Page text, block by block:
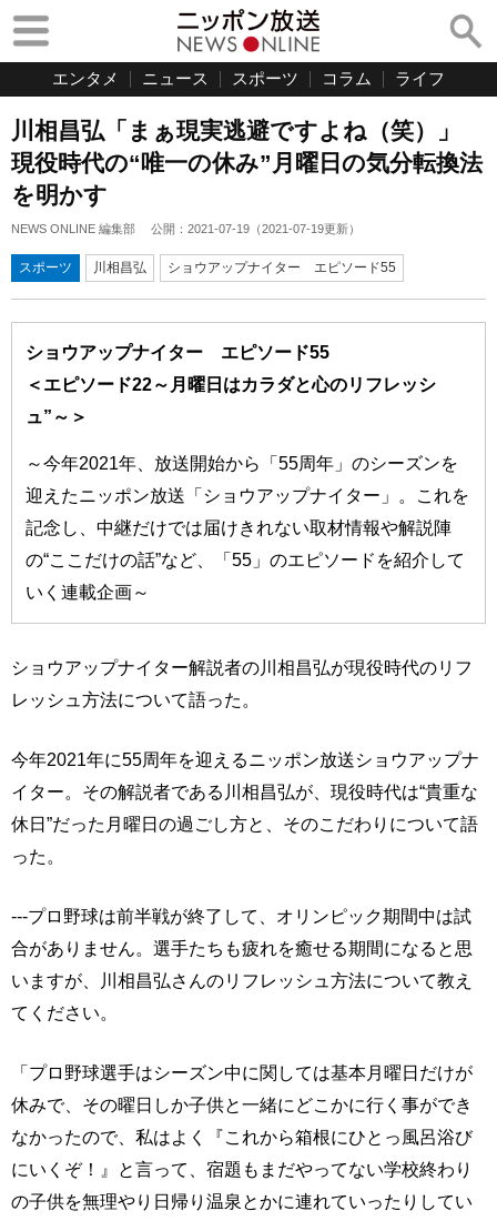
エンタメ ニュース スポーツ コラム ライフ
川相昌弘「まぁ現実逃避ですよね（笑）」
現役時代の“唯一の休み”月曜日の気分転換法
を明かす
NEWS ONLINE 編集部 公開： 2021-07-19 （2021-07-19更新）
スポーツ 川相昌弘 ショウアップナイター エピソード55
ショウアップナイター エピソード55
＜エピソード22～月曜日はカラダと心のリフレッシ
ュ”～＞
～今年2021年、放送開始から「55周年」のシーズンを
迎えたニッポン放送「ショウアップナイター」。これを
記念し、中継だけでは届けきれない取材情報や解説陣
の“ここだけの話”など、「55」のエピソードを紹介して
いく連載企画～
ショウアップナイター解説者の川相昌弘が現役時代のリフ
レッシュ方法について語った。
今年2021年に55周年を迎えるニッポン放送ショウアップナ
イター。その解説者である川相昌弘が、現役時代は“貴重な
休日”だった月曜日の過ごし方と、そのこだわりについて語
った。
---プロ野球は前半戦が終了して、オリンピック期間中は試
合がありません。選手たちも疲れを癒せる期間になると思
いますが、川相昌弘さんのリフレッシュ方法について教え
てください。
「プロ野球選手はシーズン中に関しては基本月曜日だけが
休みで、その曜日しか子供と一緒にどこかに行く事ができ
なかったので、私はよく『これから箱根にひとっ風呂浴び
にいくぞ！』と言って、宿題もまだやってない学校終わり
の子供を無理やり日帰り温泉とかに連れていったりしてい